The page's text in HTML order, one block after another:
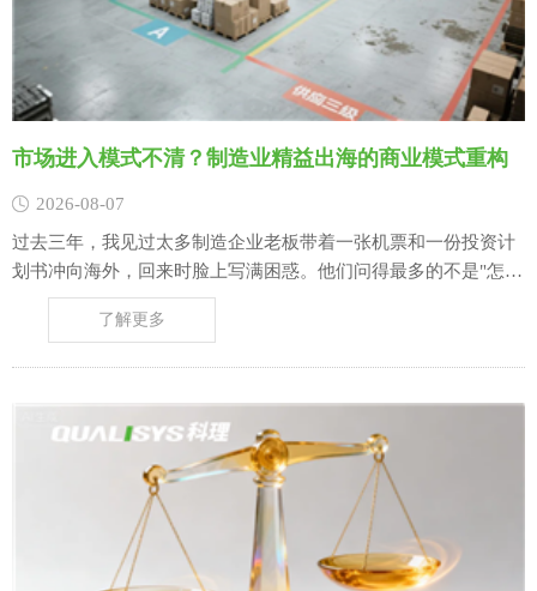
市场进入模式不清？制造业精益出海的商业模式重构
2026-08-07
过去三年，我见过太多制造企业老板带着一张机票和一份投资计
划书冲向海外，回来时脸上写满困惑。他们问得最多的不是"怎么
管工厂"，而是"我到底该用哪种方式进去"。 这恰恰暴露了当下制
造业出海最隐蔽的风险：市场进入模式（Market Entry Mode）的
了解更多